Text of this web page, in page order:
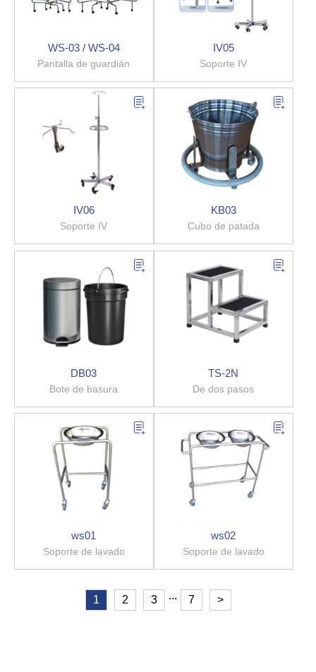
WS-03 / WS-04
Pantalla de guardián
IV05
Soporte IV
IV06
Soporte IV
KB03
Cubo de patada
DB03
Bote de basura
TS-2N
De dos pasos
ws01
Soporte de lavado
ws02
Soporte de lavado
1 2 3 ... 7 >